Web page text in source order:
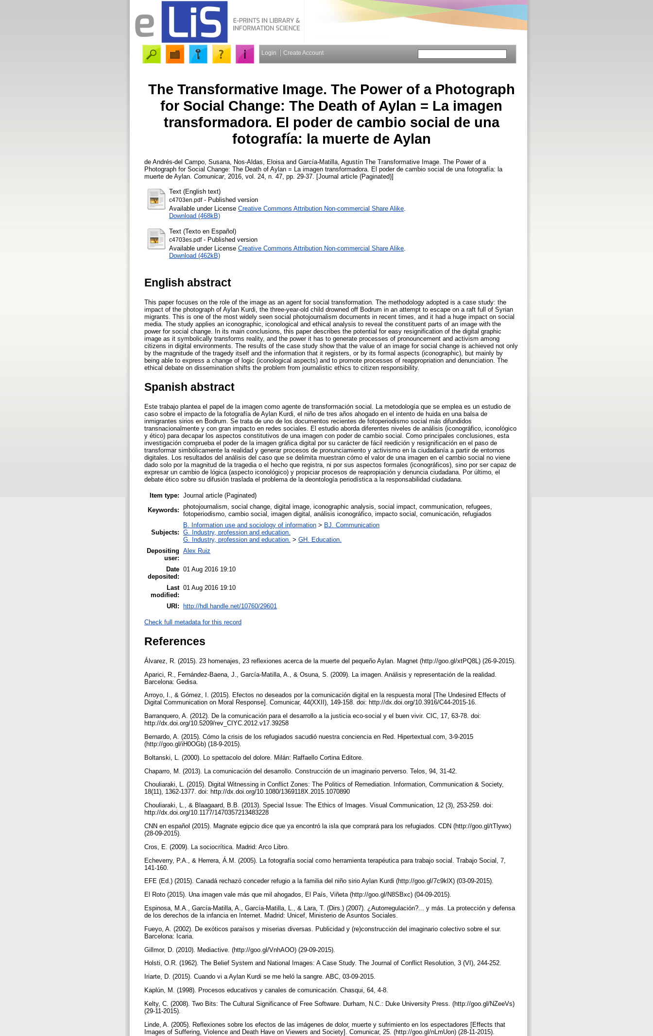
Login Create Account
The Transformative Image. The Power of a Photograph
for Social Change: The Death of Aylan = La imagen
transformadora. El poder de cambio social de una
fotografía: la muerte de Aylan
de Andrés-del Campo, Susana Nos-Aldas, Eloisa and García-Matilla, Agustín The Transformative Image. The Power of a
Photograph for Social Change: The Death of Aylan = La imagen transformadora. El poder de cambio social de una fotografía: la
muerte de Aylan. Comunicar, 2016, vol. 24, n. 47, pp. 29-37. [Journal article (Paginated)]
Text (English text)
c4703en.pdf- Published version
Available under License Creative Commons Attribution Non-commercial Share Alike
Download (468kB)
Text (Texto en Español)
c4703es.pdf- Published version
Available under License Creative Commons Attribution Non-commercial Share Alike
Download (462kB)
English abstract
This paper focuses on the role of the image as an agent for social transformation. The methodology adopted is a case study: the
impact of the photograph of Aylan Kurdi, the three-year-old child drowned off Bodrum in an attempt to escape on a raft full of Syrian
migrants. This is one of the most widely seen social photojournalism documents in recent times, and it had a huge impact on social
media. The study applies an iconographic, iconological and ethical analysis to reveal the constituent parts of an image with the
power for social change. In its main conclusions, this paper describes the potential for easy resignification of the digital graphic
image as it symbolically transforms reality, and the power it has to generate processes of pronouncement and activism among
citizens in digital environments. The results of the case study show that the value of an image for social change is achieved not only
by the magnitude of the tragedy itself and the information that it registers, or by its formal aspects (iconographic), but mainly by
being able to express a change of logic (iconological aspects) and to promote processes of reappropriation and denunciation. The
ethical debate on dissemination shifts the problem from journalistic ethics to citizen responsibility.
Spanish abstract
Este trabajo plantea el papel de la imagen como agente de transformación social. La metodología que se emplea es un estudio de
caso sobre el impacto de la fotografía de Aylan Kurdi, el niño de tres años ahogado en el intento de huida en una balsa de
inmigrantes sirios en Bodrum. Se trata de uno de los documentos recientes de fotoperiodismo social más difundidos
transnacionalmente y con gran impacto en redes sociales. El estudio aborda diferentes niveles de análisis (iconográfico, iconológico
y ético) para decapar los aspectos constitutivos de una imagen con poder de cambio social. Como principales conclusiones, esta
investigación comprueba el poder de la imagen gráfica digital por su carácter de fácil reedición y resignificación en el paso de
transformar simbólicamente la realidad y generar procesos de pronunciamiento y activismo en la ciudadanía a partir de entornos
digitales. Los resultados del análisis del caso que se delimita muestran cómo el valor de una imagen en el cambio social no viene
dado solo por la magnitud de la tragedia o el hecho que registra, ni por sus aspectos formales (iconográficos), sino por ser capaz de
expresar un cambio de lógica (aspecto iconológico) y propiciar procesos de reapropiación y denuncia ciudadana. Por último, el
debate ético sobre su difusión traslada el problema de la deontología periodística a la responsabilidad ciudadana.
Item type: Journal article (Paginated)
Keywords: photojournalism, social change, digital image, iconographic analysis, social impact, communication, refugees,
fotoperiodismo, cambio social, imagen digital, análisis iconográfico, impacto social, comunicación, refugiados
Subjects:
B. Information use and sociology of information > BJ. Communication
G. Industry, profession and education.
G. Industry, profession and education. > GH. Education.
Depositing
user:
Alex Ruiz
Date
deposited:
01 Aug 2016 19:10
Last
modified:
01 Aug 2016 19:10
URI: http://hdl.handle.net/10760/29601
Check full metadata for this record
References
Álvarez, R. (2015). 23 homenajes, 23 reflexiones acerca de la muerte del pequeño Aylan. Magnet (http://goo.gl/xtPQ8L) (26-9-2015).
Aparici, R., Fernández-Baena, J., García-Matilla, A., & Osuna, S. (2009). La imagen. Análisis y representación de la realidad.
Barcelona: Gedisa.
Arroyo, I., & Gómez, I. (2015). Efectos no deseados por la comunicación digital en la respuesta moral [The Undesired Effects of
Digital Communication on Moral Response]. Comunicar, 44(XXII), 149-158. doi: http://dx.doi.org/10.3916/C44-2015-16.
Barranquero, A. (2012). De la comunicación para el desarrollo a la justicia eco-social y el buen vivir. CIC, 17, 63-78. doi:
http://dx.doi.org/10.5209/rev_CIYC.2012.v17.39258
Bernardo, A. (2015). Cómo la crisis de los refugiados sacudió nuestra conciencia en Red. Hipertextual.com, 3-9-2015
(http://goo.gl/iH0OGb) (18-9-2015).
Boltanski, L. (2000). Lo spettacolo del dolore. Milán: Raffaello Cortina Editore.
Chaparro, M. (2013). La comunicación del desarrollo. Construcción de un imaginario perverso. Telos, 94, 31-42.
Chouliaraki, L. (2015). Digital Witnessing in Conflict Zones: The Politics of Remediation. Information, Communication & Society,
18(11), 1362-1377. doi: http://dx.doi.org/10.1080/1369118X.2015.1070890
Chouliaraki, L., & Blaagaard, B.B. (2013). Special Issue: The Ethics of Images. Visual Communication, 12 (3), 253-259. doi:
http://dx.doi.org/10.1177/1470357213483228
CNN en español (2015). Magnate egipcio dice que ya encontró la isla que comprará para los refugiados. CDN (http://goo.gl/tTlywx)
(28-09-2015).
Cros, E. (2009). La sociocrítica. Madrid: Arco Libro.
Echeverry, P.A., & Herrera, Á.M. (2005). La fotografía social como herramienta terapéutica para trabajo social. Trabajo Social, 7,
141-160.
EFE (Ed.) (2015). Canadá rechazó conceder refugio a la familia del niño sirio Aylan Kurdi (http://goo.gl/7c9klX) (03-09-2015).
El Roto (2015). Una imagen vale más que mil ahogados, El País, Viñeta (http://goo.gl/N8SBxc) (04-09-2015).
Espinosa, M.A., García-Matilla, A., García-Matilla, L., & Lara, T. (Dirs.) (2007). ¿Autorregulación?... y más. La protección y defensa
de los derechos de la infancia en Internet. Madrid: Unicef, Ministerio de Asuntos Sociales.
Fueyo, A. (2002). De exóticos paraísos y miserias diversas. Publicidad y (re)construcción del imaginario colectivo sobre el sur.
Barcelona: Icaria.
Gillmor, D. (2010). Mediactive. (http://goo.gl/VnhAOO) (29-09-2015).
Holsti, O.R. (1962). The Belief System and National Images: A Case Study. The Journal of Conflict Resolution, 3 (VI), 244-252.
Iriarte, D. (2015). Cuando vi a Aylan Kurdi se me heló la sangre. ABC, 03-09-2015.
Kaplún, M. (1998). Procesos educativos y canales de comunicación. Chasqui, 64, 4-8.
Kelty, C. (2008). Two Bits: The Cultural Significance of Free Software. Durham, N.C.: Duke University Press. (http://goo.gl/NZeeVs)
(29-11-2015).
Linde, A. (2005). Reflexiones sobre los efectos de las imágenes de dolor, muerte y sufrimiento en los espectadores [Effects that
Images of Suffering, Violence and Death Have on Viewers and Society]. Comunicar, 25. (http://goo.gl/nLmUon) (28-11-2015).